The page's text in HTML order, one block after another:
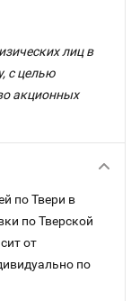
лиц в
с целью
акционных
по Твери в
по Тверской
от
по